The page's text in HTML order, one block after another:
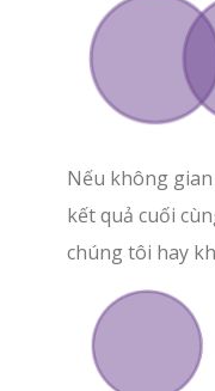
Nếu không
kết quả cuối
chúng tôi hay